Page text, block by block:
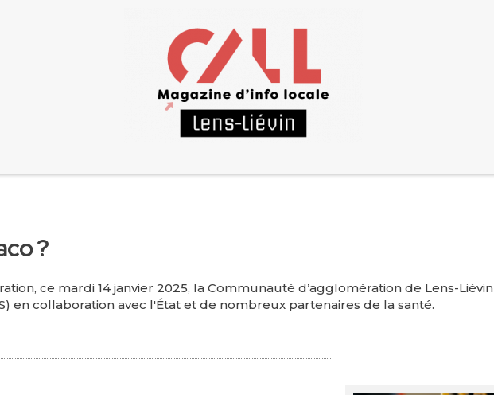
?
ce mardi 14 janvier 2025, la Communauté d’agglomération de Lens-Liévin
en collaboration avec l'État et de nombreux partenaires de la santé.